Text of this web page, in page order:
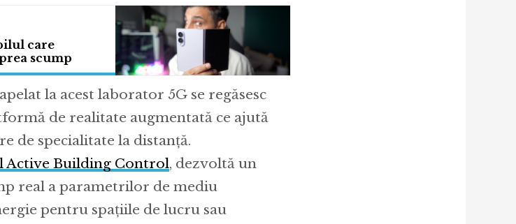
care
scump
la acest laborator 5G se regăsesc
de realitate augmentată ce ajută
de specialitate la distanță.
Building Control, dezvoltă un
real a parametrilor de mediu
pentru spațiile de lucru sau